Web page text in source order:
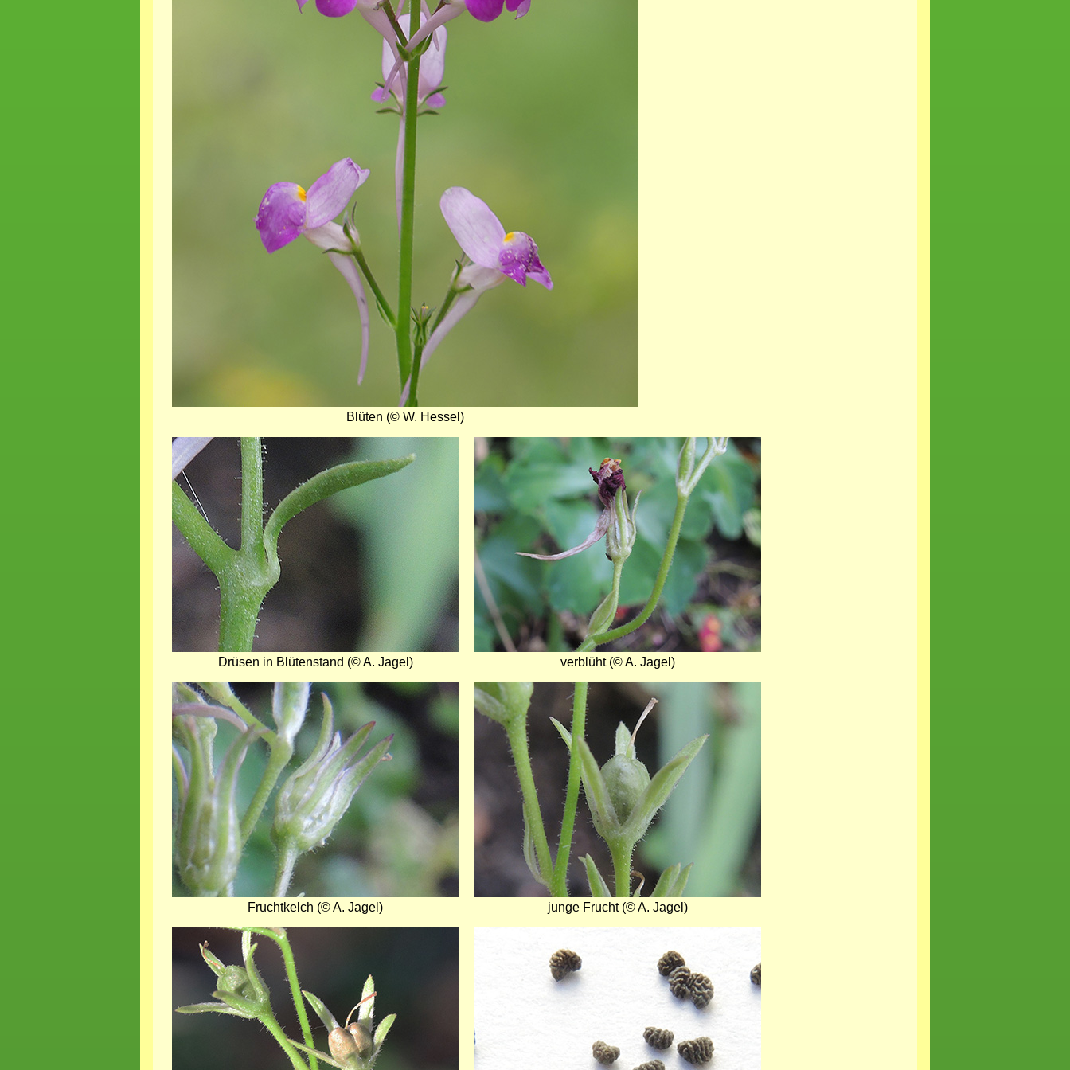
Blüten (© W. Hessel)
Bild
Drüsen in Blütenstand (© A. Jagel)
Bild
verblüht (© A. Jagel)
Bild
Fruchtkelch (© A. Jagel)
Bild
junge Frucht (© A. Jagel)